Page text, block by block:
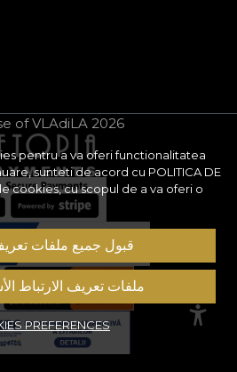
pentru a va oferi functionalitatea
sunteti de acord cu POLITICA DE
cookies, cu scopul de a va oferi o
قبول جميع ملفات
ملفات تعريف الارتباط
PREFERENCES
of VLAdiLA 2026